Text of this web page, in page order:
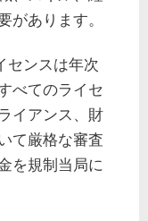
があります。
センスは年次
べてのライセ
イアンス、財
て厳格な審査
を規制当局に